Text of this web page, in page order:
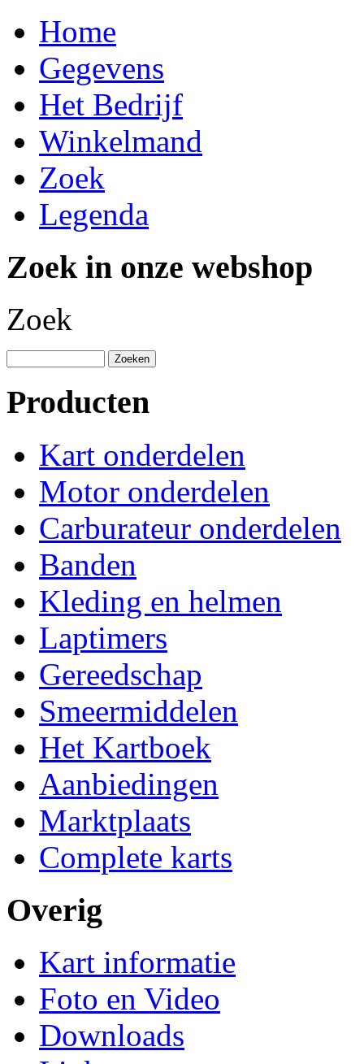
Home
Gegevens
Het Bedrijf
Winkelmand
Zoek
Legenda
Zoek in onze webshop
Zoek
Producten
Kart onderdelen
Motor onderdelen
Carburateur onderdelen
Banden
Kleding en helmen
Laptimers
Gereedschap
Smeermiddelen
Het Kartboek
Aanbiedingen
Marktplaats
Complete karts
Overig
Kart informatie
Foto en Video
Downloads